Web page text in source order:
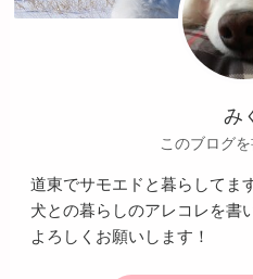
み
このブログ
道東でサモエドと暮らしてます
犬との暮らしのアレコレを書
よろしくお願いします！